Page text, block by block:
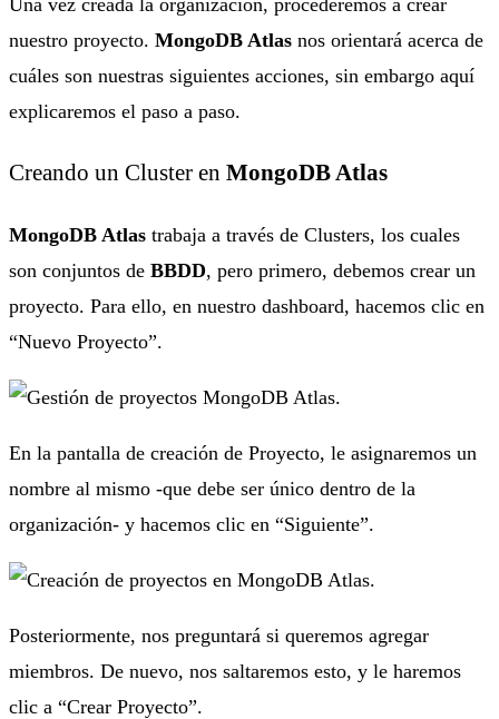
nuestro proyecto. MongoDB Atlas nos orientará acerca de
cuáles son nuestras siguientes acciones, sin embargo aquí
explicaremos el paso a paso.
Creando un Cluster en MongoDB Atlas
MongoDB Atlas trabaja a través de Clusters, los cuales
son conjuntos de BBDD, pero primero, debemos crear un
proyecto. Para ello, en nuestro dashboard, hacemos clic en
“Nuevo Proyecto”.
En la pantalla de creación de Proyecto, le asignaremos un
nombre al mismo -que debe ser único dentro de la
organización- y hacemos clic en “Siguiente”.
Posteriormente, nos preguntará si queremos agregar
miembros. De nuevo, nos saltaremos esto, y le haremos
clic a “Crear Proyecto”.